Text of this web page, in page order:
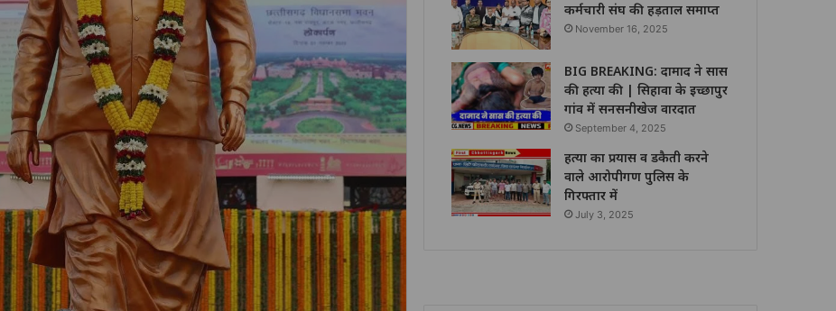
कर्मचारी संघ की हड़ताल समाप्त
November 16, 2025
BIG BREAKING: दामाद ने सास
की हत्या की | सिहावा के इच्छापुर
गांव में सनसनीखेज वारदात
September 4, 2025
हत्या का प्रयास व डकैती करने
वाले आरोपीगण पुलिस के
गिरफ्तार में
July 3, 2025